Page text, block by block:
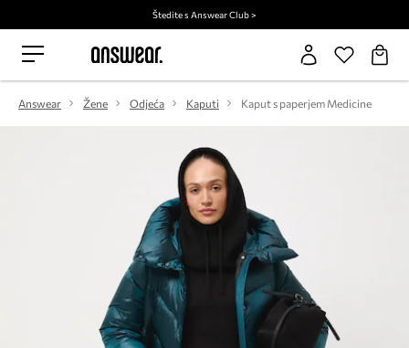
Štedite s Answear Club >
Answear Žene Odjeća Kaputi Kaput s paperjem Medicine